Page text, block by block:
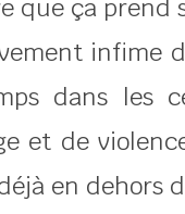
que ça prend
infime
dans les
et de
en dehors